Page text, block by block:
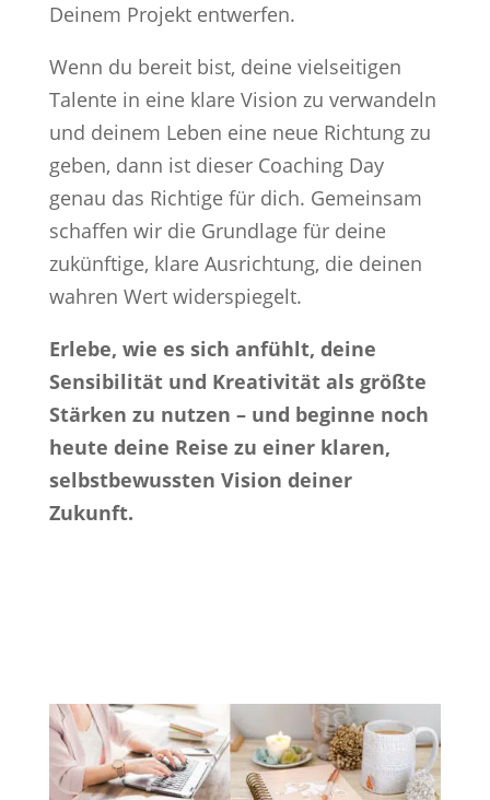
Deinem Projekt entwerfen.
Wenn du bereit bist, deine vielseitigen
Talente in eine klare Vision zu verwandeln
und deinem Leben eine neue Richtung zu
geben, dann ist dieser Coaching Day
genau das Richtige für dich. Gemeinsam
schaffen wir die Grundlage für deine
zukünftige, klare Ausrichtung, die deinen
wahren Wert widerspiegelt.
Erlebe, wie es sich anfühlt, deine
Sensibilität und Kreativität als größte
Stärken zu nutzen – und beginne noch
heute deine Reise zu einer klaren,
selbstbewussten Vision deiner
Zukunft.